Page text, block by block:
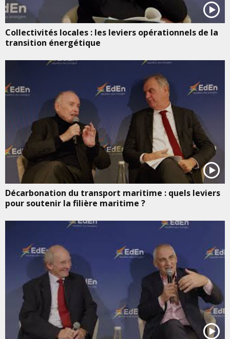
Collectivités locales : les leviers opérationnels de la
transition énergétique
Décarbonation du transport maritime : quels leviers
pour soutenir la filière maritime ?